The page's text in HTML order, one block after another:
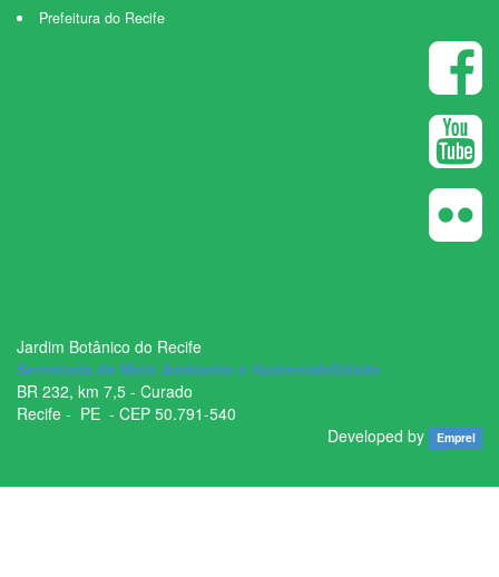
Prefeitura do Recife
Jardim Botânico do Recife
Secretaria de Meio Ambiente e Sustentabilidade
BR ­232, km 7,5 - Curado
Recife - ­ PE - CEP 50.791­-540
Developed by Emprel